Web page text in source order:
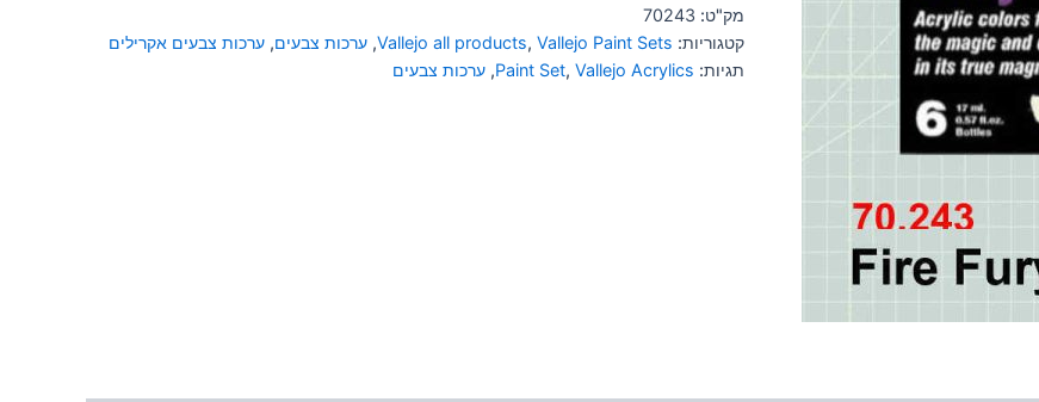
מק"ט: 70243
קטגוריות:
Vallejo all products, Vallejo Paint Sets
, ערכות צבעים, ערכות צבעים אקרילים
תגיות:
Paint Set, Vallejo Acrylics
, ערכות צבעים